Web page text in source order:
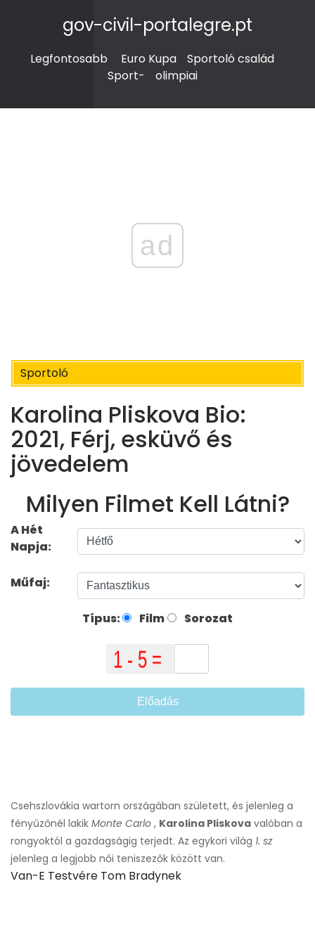
gov-civil-portalegre.pt
Legfontosabb Euro Kupa
Sportoló család
Sport-
olimpiai
ad
Sportoló
Karolina Pliskova Bio:
2021, Férj, esküvő és
jövedelem
Milyen Filmet Kell Látni?
A Hét
Napja:
Műfaj:
Típus: Film Sorozat
Előadás
Csehszlovákia wartorn országában született, és jelenleg a
fényűzőnél lakik Monte Carlo , Karolina Pliskova valóban a
rongyoktól a gazdagságig terjedt. Az egykori világ 1. sz
jelenleg a legjobb női teniszezők között van.
Van-E Testvére Tom Bradynek